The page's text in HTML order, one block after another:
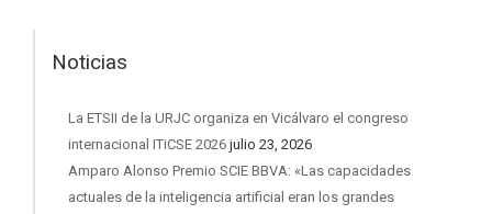
Noticias
La ETSII de la URJC organiza en Vicálvaro el congreso
internacional ITiCSE 2026 julio 23, 2026
Amparo Alonso Premio SCIE BBVA: «Las capacidades
actuales de la inteligencia artificial eran los grandes